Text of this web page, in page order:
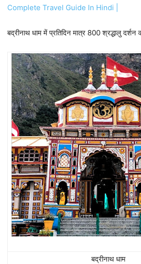
Complete Travel Guide In Hindi |
बद्रीनाथ धाम में प्रतिदिन मात्र 800 श्रद्धालु
बद्रीनाथ धाम